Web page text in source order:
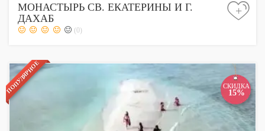
МОНАСТЫРЬ СВ. ЕКАТЕРИНЫ И Г.
ДАХАБ
(0)
+
ПОПУЛЯРНОЕ СКИДКА
15%